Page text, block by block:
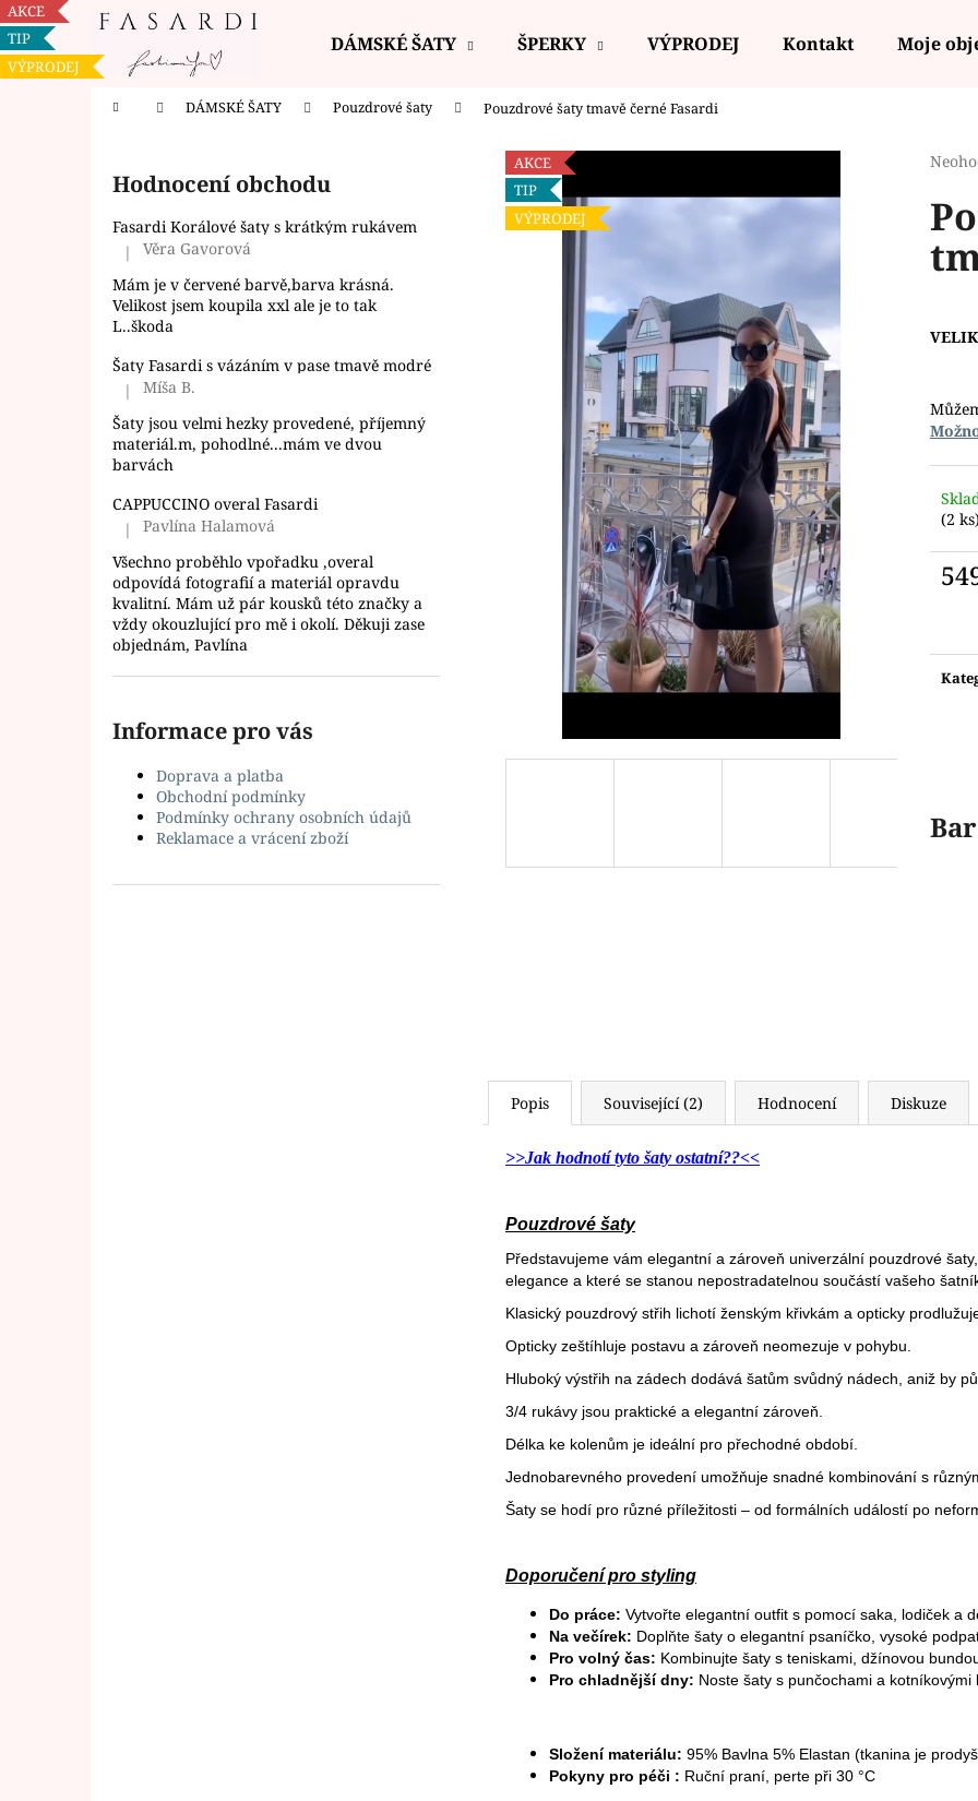
Přejít
na
obsah
DÁMSKÉ ŠATY ŠPERKY VÝPRODEJ Kontakt Moje
Domů DÁMSKÉ ŠATY Pouzdrové šaty Pouzdrové šaty tmavě černé Fasardi
Hodnocení obchodu
Fasardi Korálové šaty s krátkým rukávem
Hodnocení produktu je 5 z 5 hvězdiček.
|
Věra Gavorová
Mám je v červené barvě,barva krásná.
Velikost jsem koupila xxl ale je to tak
L..škoda
Šaty Fasardi s vázáním v pase tmavě modré
Hodnocení produktu je 5 z 5 hvězdiček.
|
Míša B.
Šaty jsou velmi hezky provedené, příjemný
materiál.m, pohodlné...mám ve dvou
barvách
CAPPUCCINO overal Fasardi
Hodnocení produktu je 5 z 5 hvězdiček.
|
Pavlína Halamová
Všechno proběhlo vpořadku ,overal
odpovídá fotografií a materiál opravdu
kvalitní. Mám už pár kousků této značky a
vždy okouzlující pro mě i okolí. Děkuji zase
objednám, Pavlína
Informace pro vás
Doprava a platba
Obchodní podmínky
Podmínky ochrany osobních údajů
Reklamace a vrácení zboží
je
0,0
z
(2
AKCE
TIP
VÝPRODEJ
AKCE
TIP
VÝPRODEJ
Popis Související (2) Hodnocení Diskuze
>>Jak hodnotí tyto šaty ostatní??<<
Pouzdrové šaty
Představujeme vám elegantní a zároveň univerzální pouzdrové
elegance a které se stanou nepostradatelnou součástí vašeho
Klasický pouzdrový střih lichotí ženským křivkám a opticky
Opticky zeštíhluje postavu a zároveň neomezuje v pohybu.
Hluboký výstřih na zádech dodává šatům svůdný nádech, aniž by
3/4 rukávy jsou praktické a elegantní zároveň.
Délka ke kolenům je ideální pro přechodné období.
Jednobarevného provedení umožňuje snadné kombinování s
Šaty se hodí pro různé příležitosti – od formálních událostí po
Doporučení pro styling
Do práce: Vytvořte elegantní outfit s pomocí saka, lodiček a
Na večírek: Doplňte šaty o elegantní psaníčko, vysoké
Pro volný čas: Kombinujte šaty s teniskami, džínovou
Pro chladnější dny: Noste šaty s punčochami a kotníkovými
Složení materiálu: 95% Bavlna 5% Elastan (tkanina je
Pokyny pro péči : Ruční praní, perte při 30 °C
K
o
š
Zpět
Zpět
Co potřebujete najít?
HLEDAT
Doporučujeme